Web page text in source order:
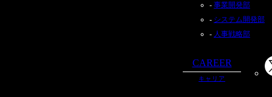
事業開発部
システム開発部
人事戦略部
CAREER
キャリア